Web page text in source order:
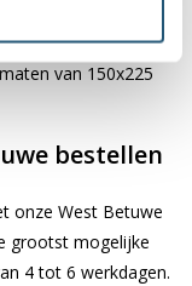
De
cm zijn uitgerust
van 150x225
bestellen
onze West Betuwe
grootst mogelijke
4 tot 6 werkdagen.